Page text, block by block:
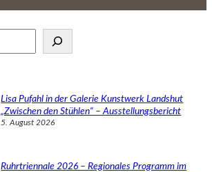
Lisa Pufahl in der Galerie Kunstwerk Landshut
„Zwischen den Stühlen“ – Ausstellungsbericht
5. August 2026
Ruhrtriennale 2026 – Regionales Programm im